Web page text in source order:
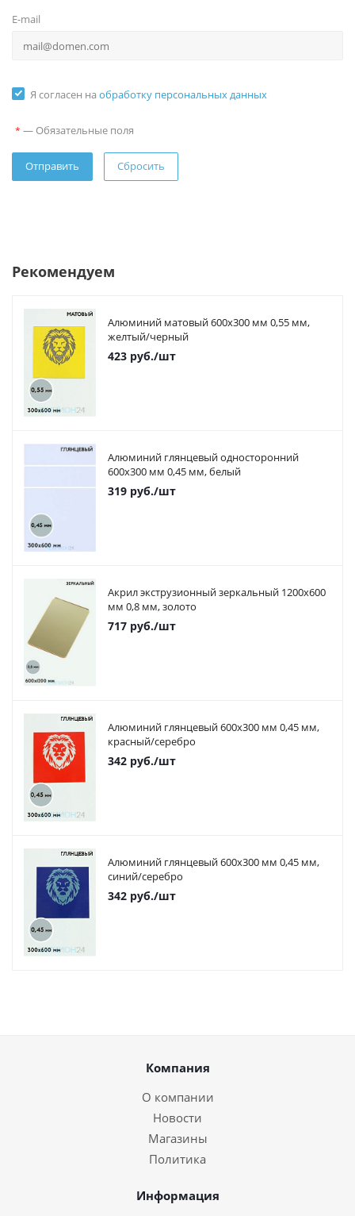
E-mail
Я согласен на обработку персональных данных
* — Обязательные поля
Сбросить
Рекомендуем
Алюминий матовый 600х300 мм 0,55 мм,
желтый/черный
423 руб./шт
Алюминий глянцевый односторонний
600х300 мм 0,45 мм, белый
319 руб./шт
Акрил экструзионный зеркальный 1200х600
мм 0,8 мм, золото
717 руб./шт
Алюминий глянцевый 600х300 мм 0,45 мм,
красный/серебро
342 руб./шт
Алюминий глянцевый 600х300 мм 0,45 мм,
синий/серебро
342 руб./шт
Компания
О компании
Новости
Магазины
Политика
Информация